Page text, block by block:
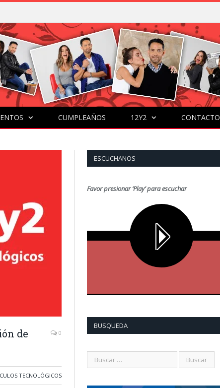
CUMPLEAÑOS 12Y2 CONTACTO
de
0
TECNOLÓGICOS
ESCUCHANOS
Favor presionar ‘Play’ para escuchar
BUSQUEDA